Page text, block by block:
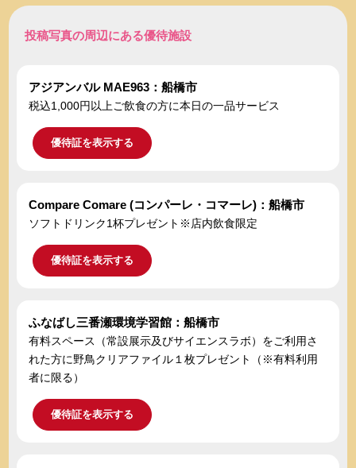
投稿写真の周辺にある優待施設
アジアンバル MAE963：船橋市
税込1,000円以上ご飲食の方に本日の一品サービス
優待証を表示する
Compare Comare (コンパーレ・コマーレ)：船橋市
ソフトドリンク1杯プレゼント※店内飲食限定
優待証を表示する
ふなばし三番瀬環境学習館：船橋市
有料スペース（常設展示及びサイエンスラボ）をご利用さ
れた方に野鳥クリアファイル１枚プレゼント（※有料利用
者に限る）
優待証を表示する